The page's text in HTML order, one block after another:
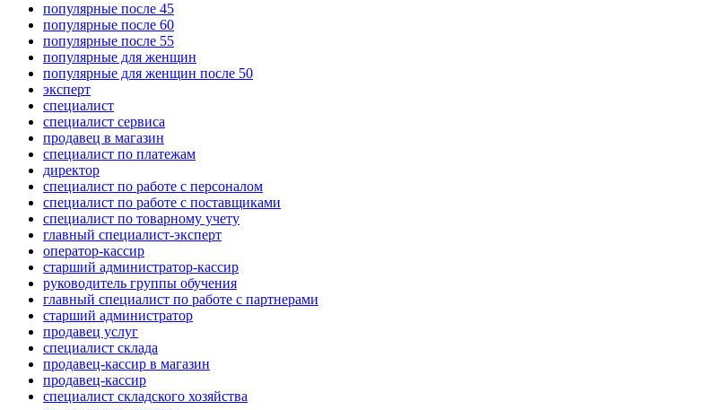
популярные после 45
популярные после 60
популярные после 55
популярные для женщин
популярные для женщин после 50
эксперт
специалист
специалист сервиса
продавец в магазин
специалист по платежам
директор
специалист по работе с персоналом
специалист по работе с поставщиками
специалист по товарному учету
главный специалист-эксперт
оператор-кассир
старший администратор-кассир
руководитель группы обучения
главный специалист по работе с партнерами
старший администратор
продавец услуг
специалист склада
продавец-кассир в магазин
продавец-кассир
специалист складского хозяйства